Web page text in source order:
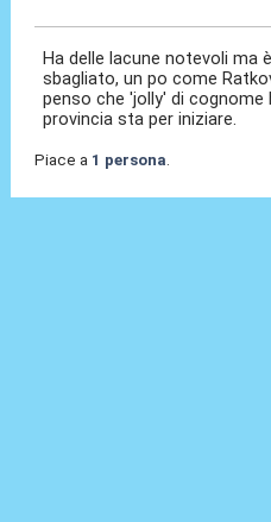
Ha delle lacune notevoli ma
sbagliato, un po come
penso che 'jolly' di cognome
provincia sta per iniziare.
Piace a 1 persona.